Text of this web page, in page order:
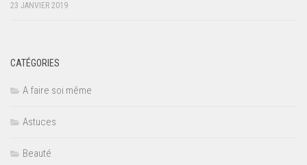
23 JANVIER 2019
CATÉGORIES
A faire soi même
Astuces
Beauté